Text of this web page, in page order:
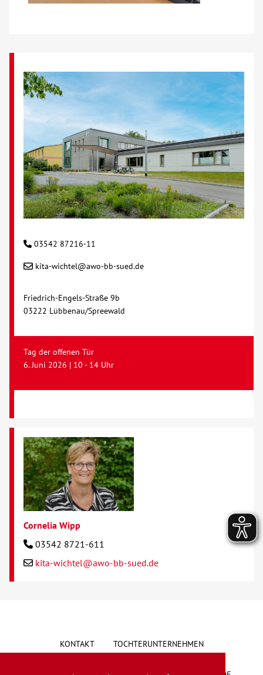
03542 87216-11
kita-wichtel@awo-bb-sued.de
Friedrich-Engels-Straße 9b
03222 Lübbenau/Spreewald
Tag der offenen Tür
6. Juni 2026 | 10 - 14 Uhr
Cornelia Wipp
03542 8721-611
kita-wichtel@awo-bb-sued.de
KONTAKT TOCHTERUNTERNEHMEN